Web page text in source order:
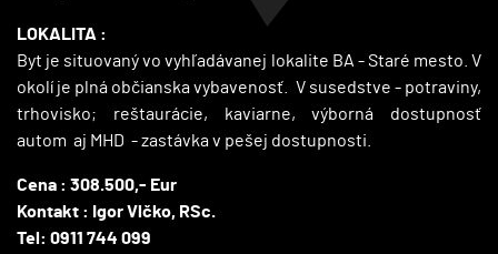
LOKALITA :
Byt je situovaný vo vyhľadávanej lokalite BA - Staré mesto. V
okolí je plná občianska vybavenosť. V susedstve - potraviny,
trhovisko; reštaurácie, kaviarne, výborná dostupnosť
autom aj MHD - zastávka v pešej dostupnosti.
Cena : 308.500,- Eur
Kontakt : Igor Vlčko, RSc.
Tel: 0911 744 099